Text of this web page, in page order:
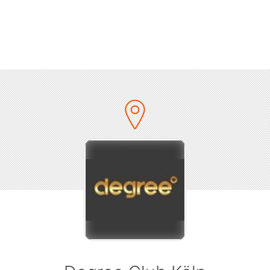
- Welcome Shots (für die ersten 150 Gäste)
- Konfettikanonen
- Shotgirls
- Vodka-Energy nur 5 Euro (Bis 0:00 Uhr)
- Gin Tonic nur 5 Euro (Bis 0:00 Uhr)
Area (begrenzt - bei Interesse, Nachricht an: Electric
______________________________________________________________
Bird: 5 € (begrenzt auf 50 Stück) / Vorverkauf: 7€ /
- Location: Degree Club (Direkt am Heumarkt, nähe HBF)